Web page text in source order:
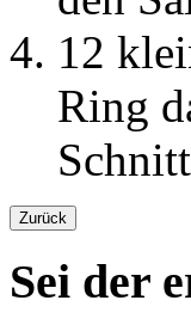
12
Ring
Sei der